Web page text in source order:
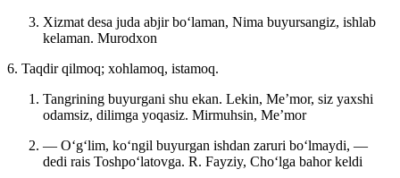
Xizmat desa juda abjir boʻlaman, Nima buyursangiz, ishlab
kelaman. Murodxon
6. Taqdir qilmoq; xohlamoq, istamoq.
Tangrining buyurgani shu ekan. Lekin, Meʼmor, siz yaxshi
odamsiz, dilimga yoqasiz. Mirmuhsin, Meʼmor
— Oʻgʻlim, koʻngil buyurgan ishdan zaruri boʻlmaydi, —
dedi rais Toshpoʻlatovga. R. Fayziy, Choʻlga bahor keldi